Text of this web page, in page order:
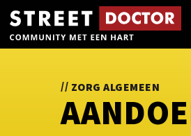
// ZORG ALGEMEEN